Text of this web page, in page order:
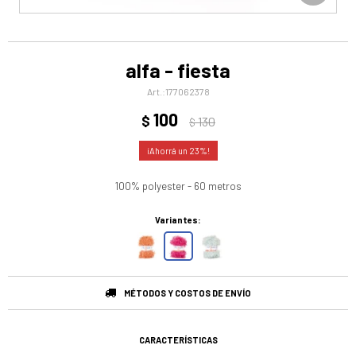
alfa - fiesta
177062378
$ 100 $130
23
100% polyester - 60 metros
Variantes:
MÉTODOS Y COSTOS DE ENVÍO
CARACTERÍSTICAS